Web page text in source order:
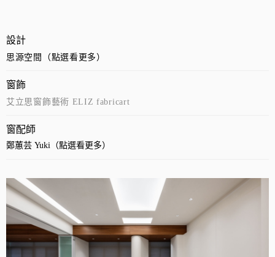
設計
思源空間（點選看更多）
窗飾
艾立思窗飾藝術 ELIZ fabricart
窗配師
鄭蕙芸 Yuki（點選看更多）